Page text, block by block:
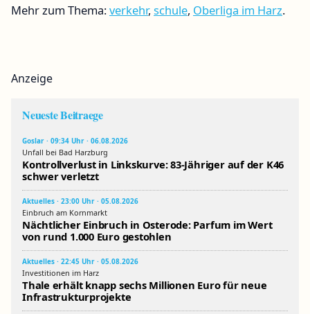
Mehr zum Thema:verkehr, schule, Oberliga im Harz.
Anzeige
Neueste Beitraege
Goslar · 09:34 Uhr · 06.08.2026
Unfall bei Bad Harzburg
Kontrollverlust in Linkskurve: 83-Jähriger auf der K46
schwer verletzt
Aktuelles · 23:00 Uhr · 05.08.2026
Einbruch am Kornmarkt
Nächtlicher Einbruch in Osterode: Parfum im Wert
von rund 1.000 Euro gestohlen
Aktuelles · 22:45 Uhr · 05.08.2026
Investitionen im Harz
Thale erhält knapp sechs Millionen Euro für neue
Infrastrukturprojekte